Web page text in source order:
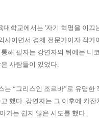
대학교에서는 '자기 혁명을 이끄
사이면서 경제 전문가이자 작
해 필자는 강연자의 뒤에는 니
사람들이 있었다.
는 “그리스인 조르바”로 유명한
했다. 강연자는 그 이후에 카
가는 쉽지 않은 시도를 했다.